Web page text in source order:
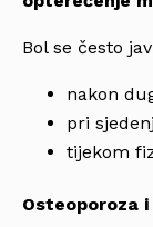
Bol se često
nakon
pri
tijekom
Osteoporoza